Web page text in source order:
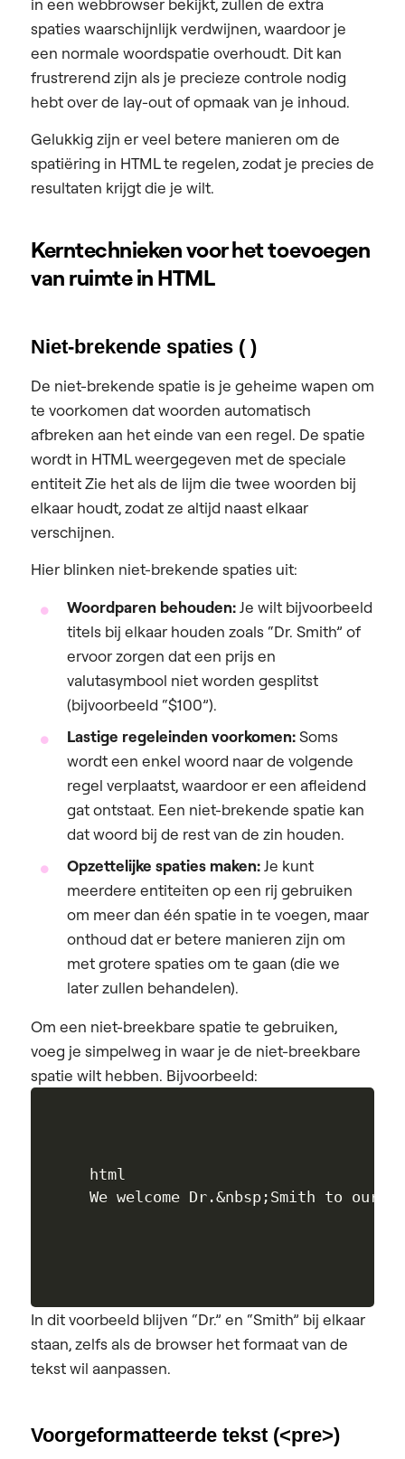
spaties waarschijnlijk verdwijnen, waardoor je
een normale woordspatie overhoudt. Dit kan
frustrerend zijn als je precieze controle nodig
hebt over de lay-out of opmaak van je inhoud.
Gelukkig zijn er veel betere manieren om de
spatiëring in HTML te regelen, zodat je precies de
resultaten krijgt die je wilt.
Kerntechnieken voor het toevoegen
van ruimte in HTML
Niet-brekende spaties ( )
De niet-brekende spatie is je geheime wapen om
te voorkomen dat woorden automatisch
afbreken aan het einde van een regel. De spatie
wordt in HTML weergegeven met de speciale
entiteit Zie het als de lijm die twee woorden bij
elkaar houdt, zodat ze altijd naast elkaar
verschijnen.
Hier blinken niet-brekende spaties uit:
Woordparen behouden:Je wilt bijvoorbeeld
titels bij elkaar houden zoals “Dr. Smith” of
ervoor zorgen dat een prijs en
valutasymbool niet worden gesplitst
(bijvoorbeeld “$100”).
Lastige regeleinden voorkomen:Soms
wordt een enkel woord naar de volgende
regel verplaatst, waardoor er een afleidend
gat ontstaat. Een niet-brekende spatie kan
dat woord bij de rest van de zin houden.
Opzettelijke spaties maken:Je kunt
meerdere entiteiten op een rij gebruiken
om meer dan één spatie in te voegen, maar
onthoud dat er betere manieren zijn om
met grotere spaties om te gaan (die we
later zullen behandelen).
Om een niet-breekbare spatie te gebruiken,
voeg je simpelweg in waar je de niet-breekbare
spatie wilt hebben. Bijvoorbeeld:
html
In dit voorbeeld blijven “Dr.” en “Smith” bij elkaar
staan, zelfs als de browser het formaat van de
tekst wil aanpassen.
Voorgeformatteerde tekst (<pre>)